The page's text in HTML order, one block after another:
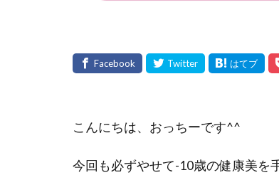
こんにちは、おっちーです^^
今回も必ずやせて-10歳の健康美を